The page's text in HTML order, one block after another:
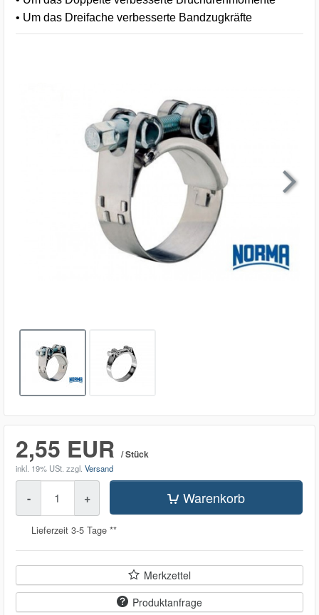
• Um das Dreifache verbesserte Bandzugkräfte

2,55 EUR / Stück
inkl. 19% USt. zzgl. Versand
- + Warenkorb
Lieferzeit 3-5 Tage **
Merkzettel
Produktanfrage